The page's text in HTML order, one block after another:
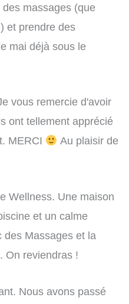
massages (que
et prendre des
mai déjà sous le
vous remercie d'avoir
ont tellement apprécié
MERCI
Au plaisir de
Wellness. Une maison
et un calme
des Massages et la
On reviendras !
Nous avons passé